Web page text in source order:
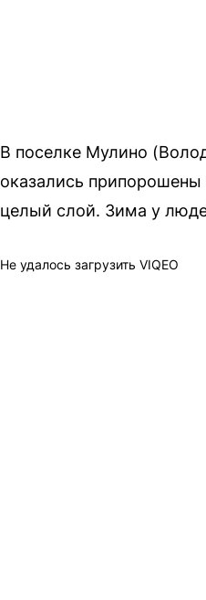
В поселке Мулино
оказались
целый слой. Зима у
Не удалось загрузить VIQEO